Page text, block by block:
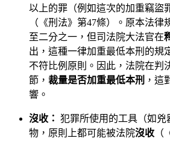
以上的罪（例如這次的加重竊盜
（《刑法》第47條）。原本法律
至二分之一，但司法院大法官在
出，這種一律加重最低本刑的規
不符比例原則。因此，法院在判
節， 裁量是否加重最低本刑 ，這
響。
沒收： 犯罪所使用的工具（如兇
物，原則上都可能被法院沒收 （